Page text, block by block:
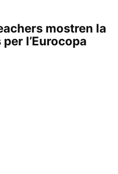
mostren la
per l’Eurocopa